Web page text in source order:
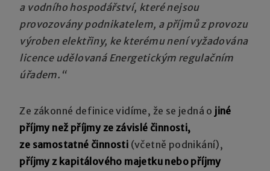
a vodního hospodářství, které nejsou
provozovány podnikatelem, a příjmů z provozu
výroben elektřiny, ke kterému není vyžadována
licence udělovaná Energetickým regulačním
úřadem.“
Ze zákonné definice vidíme, že se jedná o jiné
příjmy než příjmy ze závislé činnosti,
ze samostatné činnosti (včetně podnikání),
příjmy z kapitálového majetku nebo příjmy